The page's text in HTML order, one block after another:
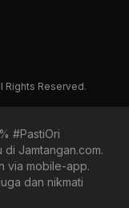
Rights Reserved.
#PastiOri
di Jamtangan.com.
via mobile-app.
dan nikmati